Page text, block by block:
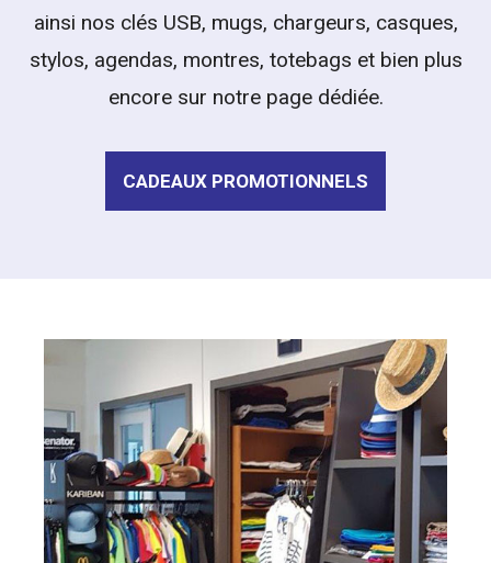
ainsi nos clés USB, mugs, chargeurs, casques,
stylos, agendas, montres, totebags et bien plus
encore sur notre page dédiée.
CADEAUX PROMOTIONNELS